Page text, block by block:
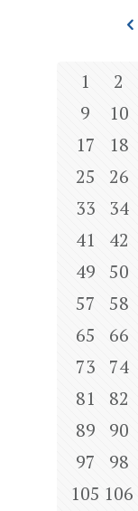
1 2
9
10
17
18
25
26
33
34
41
42
49
50
57
58
65
66
73
74
81
82
89
90
97
98
105 106